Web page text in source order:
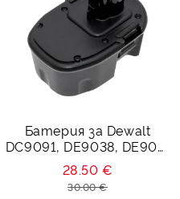
Батерия за Dewalt
DC9091, DE9038, DE909,
DE9502 - 14.4V 1500 mAh
28.50 €
30.00 €